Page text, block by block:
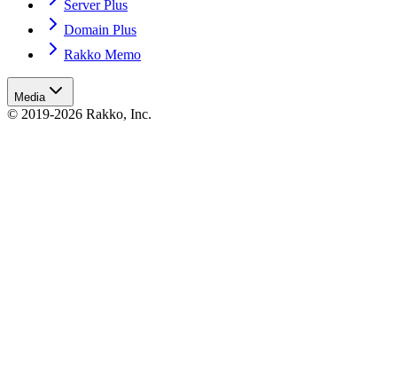
Server Plus
Domain Plus
Rakko Memo
Media
© 2019-2026 Rakko, Inc.